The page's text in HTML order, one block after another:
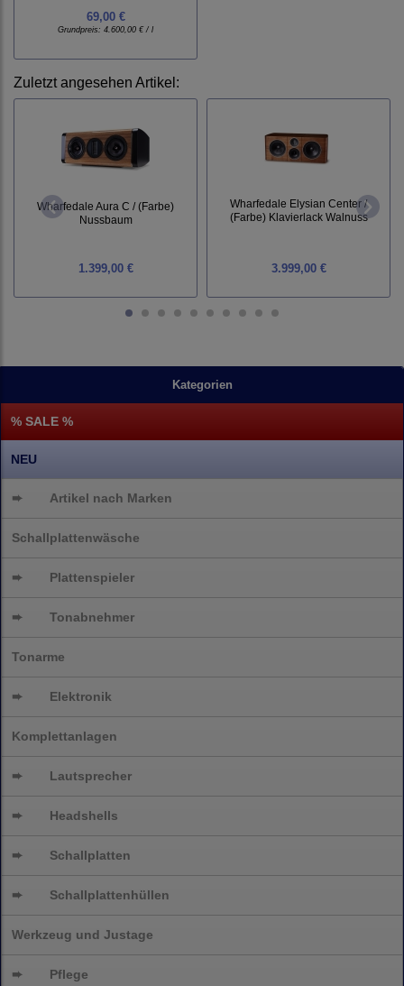
Kategorien
% SALE %
NEU
➨ Artikel nach Marken
Schallplattenwäsche
➨ Plattenspieler
➨ Tonabnehmer
Tonarme
➨ Elektronik
Komplettanlagen
➨ Lautsprecher
➨ Headshells
➨ Schallplatten
➨ Schallplattenhüllen
Werkzeug und Justage
➨ Pflege
69,00 €
Grundpreis: 4.600,00 € / l
Zuletzt angesehen Artikel:
Wharfedale Aura C / (Farbe)
Nussbaum
1.399,00 €
Wharfedale Elysian Center /
(Farbe) Klavierlack Walnuss
3.999,00 €